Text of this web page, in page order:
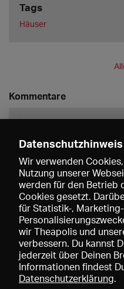
Tags
Häuser
Kommentare
Datenschutzhinweis
Wir verwenden
Nutzung unserer
werden für den Betrieb
Cookies gesetzt.
für Statistik-,
wir Theapolis und
verbessern. Du kannst
jederzeit über Deinen
Informationen findest
Datenschutzerklärung.